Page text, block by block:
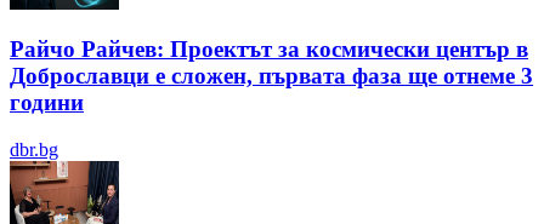
Райчо Райчев: Проектът за космически център в
Доброславци е сложен, първата фаза ще отнеме 3
години
dbr.bg